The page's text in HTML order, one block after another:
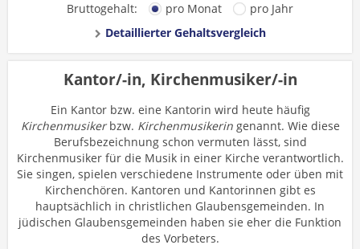
Bruttogehalt: pro Monat
pro Jahr
Detaillierter Gehaltsvergleich
Kantor/-in, Kirchenmusiker/-in
Ein Kantor bzw. eine Kantorin wird heute häufig
Kirchenmusikerbzw. Kirchenmusikeringenannt. Wie diese
Berufsbezeichnung schon vermuten lässt, sind
Kirchenmusiker für die Musik in einer Kirche verantwortlich.
Sie singen, spielen verschiedene Instrumente oder üben mit
Kirchenchören. Kantoren und Kantorinnen gibt es
hauptsächlich in christlichen Glaubensgemeinden. In
jüdischen Glaubensgemeinden haben sie eher die Funktion
des Vorbeters.